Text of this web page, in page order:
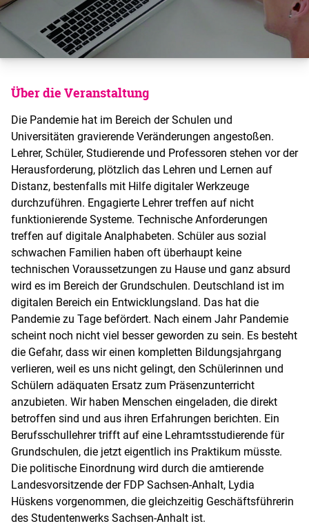
Über die Veranstaltung
Die Pandemie hat im Bereich der Schulen und
Universitäten gravierende Veränderungen angestoßen.
Lehrer, Schüler, Studierende und Professoren stehen vor der
Herausforderung, plötzlich das Lehren und Lernen auf
Distanz, bestenfalls mit Hilfe digitaler Werkzeuge
durchzuführen. Engagierte Lehrer treffen auf nicht
funktionierende Systeme. Technische Anforderungen
treffen auf digitale Analphabeten. Schüler aus sozial
schwachen Familien haben oft überhaupt keine
technischen Voraussetzungen zu Hause und ganz absurd
wird es im Bereich der Grundschulen. Deutschland ist im
digitalen Bereich ein Entwicklungsland. Das hat die
Pandemie zu Tage befördert. Nach einem Jahr Pandemie
scheint noch nicht viel besser geworden zu sein. Es besteht
die Gefahr, dass wir einen kompletten Bildungsjahrgang
verlieren, weil es uns nicht gelingt, den Schülerinnen und
Schülern adäquaten Ersatz zum Präsenzunterricht
anzubieten. Wir haben Menschen eingeladen, die direkt
betroffen sind und aus ihren Erfahrungen berichten. Ein
Berufsschullehrer trifft auf eine Lehramtsstudierende für
Grundschulen, die jetzt eigentlich ins Praktikum müsste.
Die politische Einordnung wird durch die amtierende
Landesvorsitzende der FDP Sachsen-Anhalt, Lydia
Hüskens vorgenommen, die gleichzeitig Geschäftsführerin
des Studentenwerks Sachsen-Anhalt ist.